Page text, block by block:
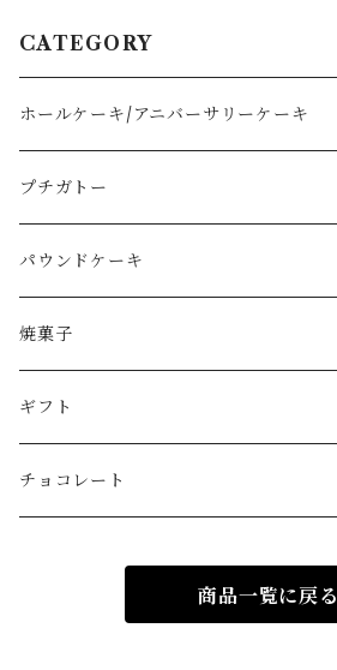
CATEGORY
ホールケーキ/アニバーサリーケーキ
ショートケーキタイプ
フルーツタルト
モンブラン
その他
プチガトー
パウンドケーキ
1本サイズ
カットサイズ
焼菓子
ギフト
チョコレート
商品一覧に戻る